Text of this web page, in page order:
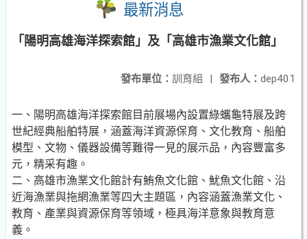
最新消息
「陽明高雄海洋探索館」及「高雄市漁業文化館」
發布人： dep401
發布單位： 訓育組 |
一、陽明高雄海洋探索館目前展場內設置綠蠵龜特展及跨
世紀經典船舶特展，涵蓋海洋資源保育、文化教育、船舶
模型、文物、儀器設備等難得一見的展示品，內容豐富多
元，精采有趣。
二、高雄市漁業文化館計有鮪魚文化館、魷魚文化館、沿
近海漁業與拖網漁業等四大主題區，內容涵蓋漁業文化、
教育、產業與資源保育等領域，極具海洋意象與教育意
義。